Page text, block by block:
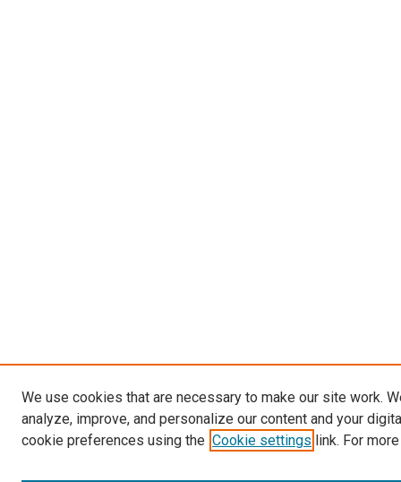
We use cookies that are necessary to make our site work.
analyze, improve, and personalize our content and your
cookie preferences using the Cookie settings link. For